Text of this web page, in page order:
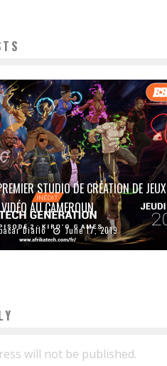
STUDIO DE CRÉATION DE JEUX
VIDÉO AU CAMEROUN
Diallo June 17, 2019
will not be published.